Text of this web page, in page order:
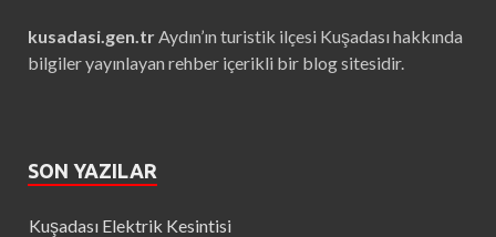
kusadasi.gen.tr Aydın’ın turistik ilçesi Kuşadası hakkında
bilgiler yayınlayan rehber içerikli bir blog sitesidir.
SON YAZILAR
Kuşadası Elektrik Kesintisi